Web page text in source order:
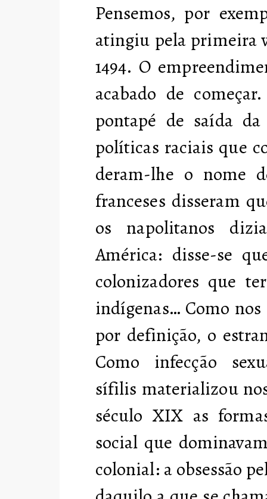
Pensemos, por
atingiu pela primeira
1494. O
acabado de
pontapé de saída
políticas raciais que
deram-lhe o nome
franceses disseram
os napolitanos
América: disse-se
colonizadores que
indígenas… Como
por definição, o
Como infecção
sífilis materializou
século XIX as
social que
colonial: a obsessão